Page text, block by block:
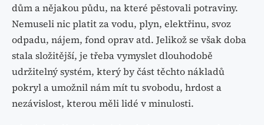
dům a nějakou půdu, na které pěstovali potraviny.
Nemuseli nic platit za vodu, plyn, elektřinu, svoz
odpadu, nájem, fond oprav atd. Jelikož se však doba
stala složitější, je třeba vymyslet dlouhodobě
udržitelný systém, který by část těchto nákladů
pokryl a umožnil nám mít tu svobodu, hrdost a
nezávislost, kterou měli lidé v minulosti.